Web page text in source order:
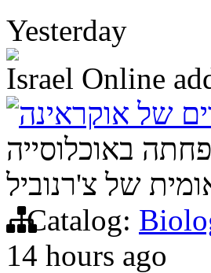
Yesterday
Israel Online
של אוקראינה
באוכלוסייה
Catalog:
14 hours ago